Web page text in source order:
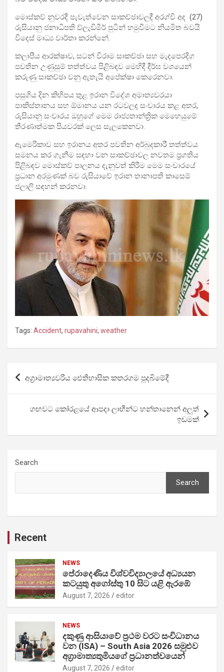
මොස්කව් නුවරදී පැවැත්වෙන සාකච්ඡාවලදී අරග්චි අද (27)
රුසියානු ජනාධිපති ව්ලැඩිමීර් පුටින් හමුවීමට නියමිත බවයි
විදෙස් මාධ්‍ය වාර්තා කරන්නේ.
කලාපීය ආරක්ෂාව, සටන් විරාම සාකච්ඡා සහ මැදපෙරදිග
පවතින උණුසුම් තත්ත්වය පිළිබඳව මෙහිදී දීර්ඝ වශයෙන්
කරුණු සාකච්ඡා වනු ඇතැයි අපේක්ෂා කෙරෙනවා.
පසුගිය දින කිහිපය තුළ ඉරාන විදේශ අමාත්‍යවරයා
පාකිස්තානය සහ ඕමානය යන රටවලද සංචාරය කළ අතර,
රුසියානු සංචාරය ඔහුගේ මෙම රාජ්‍යතාන්ත්‍රික මෙහෙයුමේ
තීරණාත්මක පියවරක් ලෙස සැලකෙනවා.
ඇමෙරිකාව සහ ඉරානය අතර පවතින අර්බුදකාරී තත්ත්වය
සමනය කර ගැනීම සඳහා වන සාකච්ඡාවල නවතම ප්‍රගතිය
පිළිබඳව මොස්කව් පාලනය දැනුවත් කිරීම මෙම සංචාරයේ
ප්‍රධාන අරමුණක් බව රුසියාවේ ඉරාන තානාපති කාසෙම්
ජලාලි සඳහන් කරනවා.
Tags: Accident, rupavahini, weather
Post
navigation
අග්‍රාමාත්‍යවරිය ඓතිහාසික කතරගම පුදබිමේදී
ගඟවට කෝරළයේ ආපදා ලාභීන්ට හන්තානෙන් අලුත්
ඉඩමක්
Search
Search
Recent
NEWS
පේරාදෙණිය විශ්වවිද්‍යාලයේ අධ්‍යයන
කටයුතු අගෝස්තු 10 සිට යළි ඇරඹේ
August 7, 2026 editor
NEWS
දකුණු ආසියාවේ ප්‍රථම වරට සංවිධානය
වන (ISA) – South Asia 2026 සමුළුව
අග්‍රාමාත්‍යතුමියගේ ප්‍රධානත්වයෙන්
August 7, 2026 editor